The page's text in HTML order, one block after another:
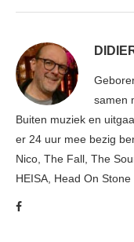
samen
Buiten muziek en
er 24 uur mee bezig
Nico, The Fall, The
HEISA, Head On